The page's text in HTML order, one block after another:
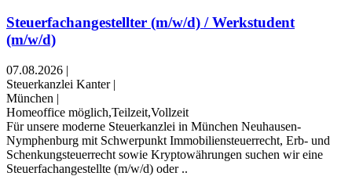
Steuerfachangestellter (m/w/d) / Werkstudent
(m/w/d)
07.08.2026 |
Steuerkanzlei Kanter |
München |
Homeoffice möglich,Teilzeit,Vollzeit
Für unsere moderne Steuerkanzlei in München Neuhausen-
Nymphenburg mit Schwerpunkt Immobiliensteuerrecht, Erb- und
Schenkungsteuerrecht sowie Kryptowährungen suchen wir eine
Steuerfachangestellte (m/w/d) oder ..